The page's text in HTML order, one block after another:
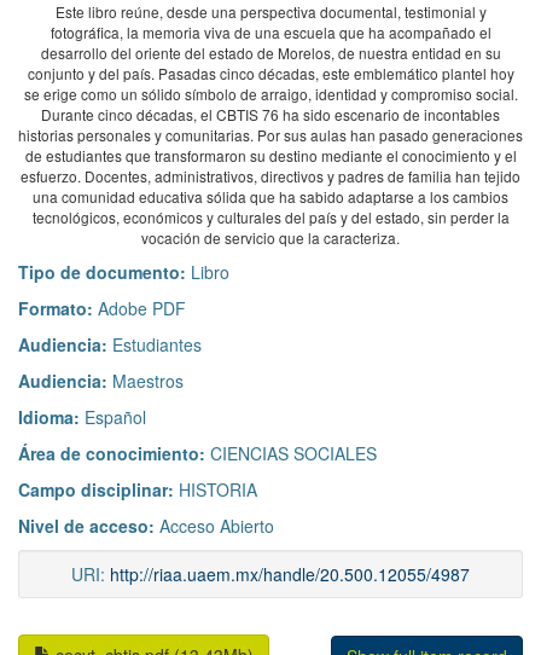
Este libro reúne, desde una perspectiva documental, testimonial y
fotográfica, la memoria viva de una escuela que ha acompañado el
desarrollo del oriente del estado de Morelos, de nuestra entidad en su
conjunto y del país. Pasadas cinco décadas, este emblemático plantel hoy
se erige como un sólido símbolo de arraigo, identidad y compromiso social.
Durante cinco décadas, el CBTIS 76 ha sido escenario de incontables
historias personales y comunitarias. Por sus aulas han pasado generaciones
de estudiantes que transformaron su destino mediante el conocimiento y el
esfuerzo. Docentes, administrativos, directivos y padres de familia han tejido
una comunidad educativa sólida que ha sabido adaptarse a los cambios
tecnológicos, económicos y culturales del país y del estado, sin perder la
vocación de servicio que la caracteriza.
Tipo de documento: Libro
Formato: Adobe PDF
Audiencia: Estudiantes
Audiencia: Maestros
Idioma: Español
Área de conocimiento: CIENCIAS SOCIALES
Campo disciplinar: HISTORIA
Nivel de acceso: Acceso Abierto
URI: http://riaa.uaem.mx/handle/20.500.12055/4987